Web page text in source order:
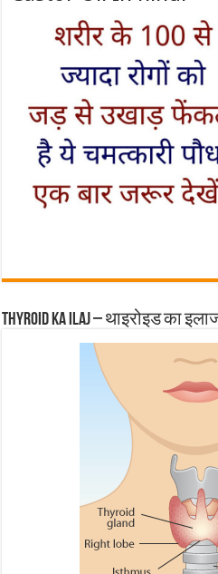
Thyroid ka ilaj – थाइरोइड का